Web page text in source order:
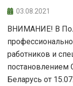
03.08.2021
ВНИМАНИЕ! В
работников и
постановлением
Беларусь от